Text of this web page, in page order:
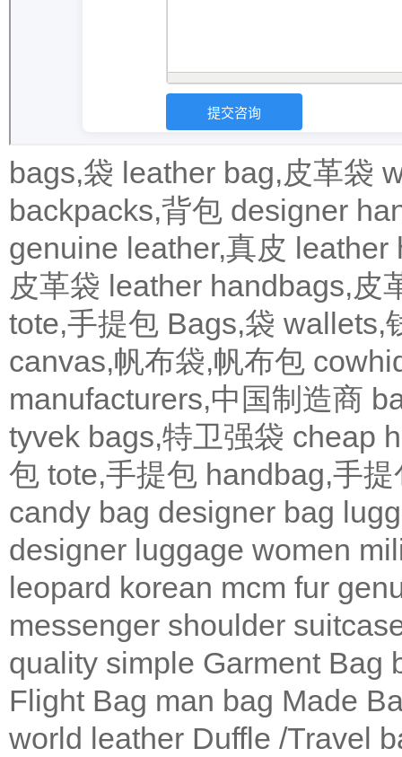
bags,袋 leather bag,皮革袋
backpacks,背包 designer
genuine leather,真皮 leather
皮革袋 leather handbags,皮
tote,手提包 Bags,袋 wallets,
canvas,帆布袋,帆布包
manufacturers,中国制造商
tyvek bags,特卫强袋 cheap
包 tote,手提包 handbag,手提
candy bag designer bag
designer luggage women
leopard korean mcm fur
messenger shoulder
quality simple Garment Bag
Flight Bag man bag Made
world leather Duffle /Travel